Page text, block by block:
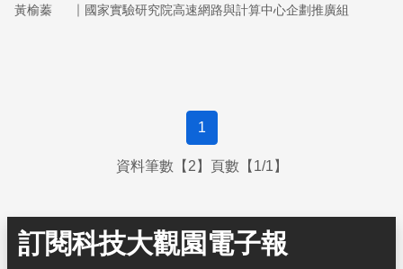
黃榆蓁 ｜ 國家實驗研究院高速網路與計算中心企劃推廣組
1
資料筆數【2】頁數【1/1】
訂閱科技大觀園電子報